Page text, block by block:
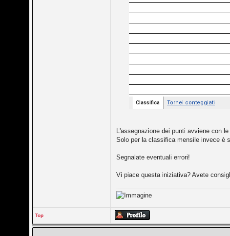
L'assegnazione dei punti avviene con
Solo per la classifica mensile invece è
Segnalate eventuali errori!
Vi piace questa iniziativa? Avete
Top